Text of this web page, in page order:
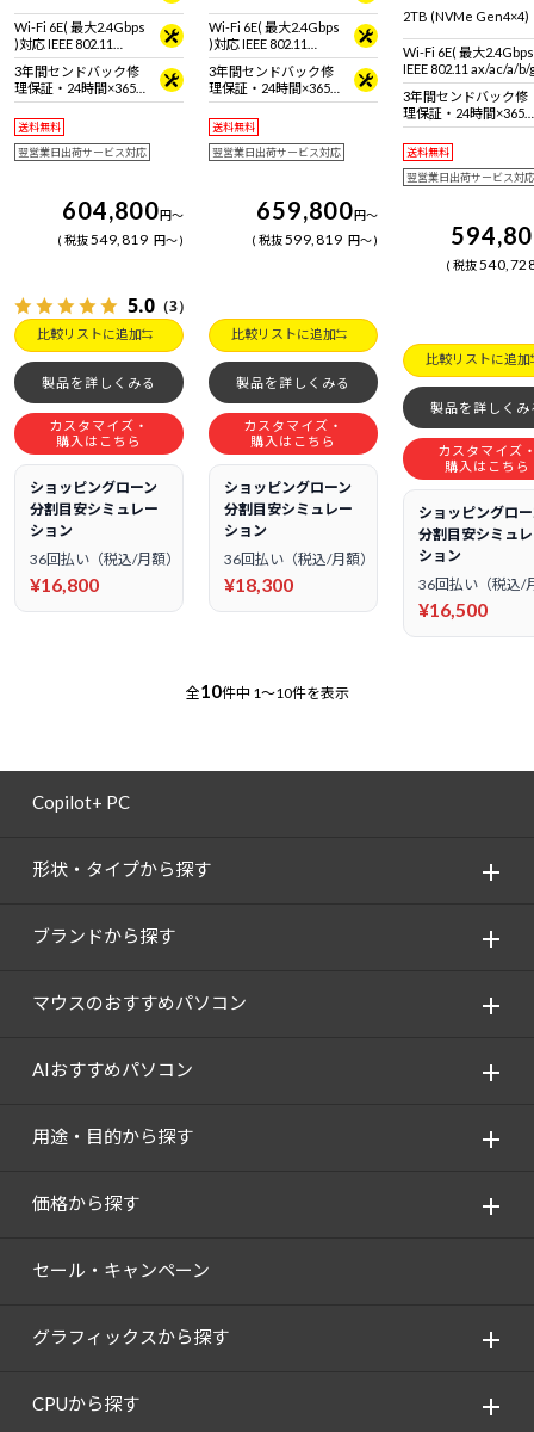
Wi-Fi 6E( 最大2.4Gbps
)対応 IEEE 802.11
ax/ac/a/b/g/n準拠 ＋
Bluetooth 5内蔵
3年間センドバック修
理保証・24時間×365
日電話サポート
送料無料
翌営業日出荷サービス対応
604,800円～
税抜549,819 円～
5.0 （3）
比較リストに追加
製品を詳しくみる
カスタマイズ・
購入はこちら
ショッピングローン
分割目安シミュレー
ション
36回払い（税込/月額）
¥16,800
Wi-Fi 6E( 最大2.4Gbps
)対応 IEEE 802.11
ax/ac/a/b/g/n準拠 ＋
Bluetooth 5内蔵
3年間センドバック修
理保証・24時間×365
日電話サポート
送料無料
翌営業日出荷サービス対応
659,800円～
税抜599,819 円～
比較リストに追加
製品を詳しくみる
カスタマイズ・
購入はこちら
ショッピングローン
分割目安シミュレー
ション
36回払い（税込/月額）
¥18,300
2TB (NVMe Gen4×4)
Wi-Fi 6E( 最大
IEEE 802.11 ax/ac/a/
拠 ＋ Bluetooth 5内蔵
3年間センドバック修
理保証・24時間×365
日電話サポート
送料無料
翌営業日出荷サービス対応
税抜
比較リストに追加
製品を詳しくみ
カスタマイズ
購入はこちら
ショッピングロ
分割目安シミュ
ション
36回払い（税込/
¥16,500
全10件中 1～10件を表示
Copilot+ PC
形状・タイプから探す
ブランドから探す
マウスのおすすめパソコン
AIおすすめパソコン
用途・目的から探す
価格から探す
セール・キャンペーン
グラフィックスから探す
CPUから探す